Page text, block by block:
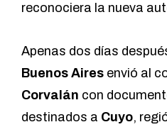
reconociera la nueva
Apenas dos días
Buenos Aires envió al
Corvalán con
destinados a Cuyo,